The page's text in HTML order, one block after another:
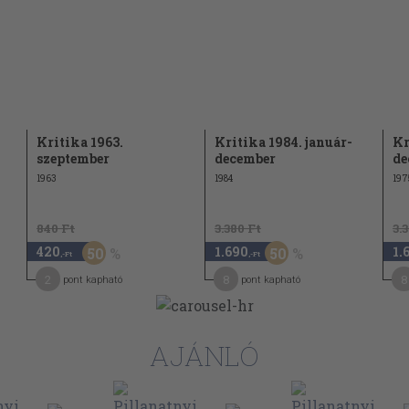
Kritika 1963.
szeptember
1963
840 Ft
420 ,-Ft 50
pont kapható
Kritika 1984. január-
december
1984
3.380 Ft
1.690 ,-Ft 50
pont kapható
AJÁNLÓ